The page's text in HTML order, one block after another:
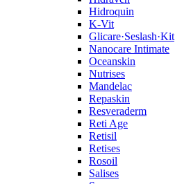
Hidroquin
K-Vit
Glicare·Seslash·Kit
Nanocare Intimate
Oceanskin
Nutrises
Mandelac
Repaskin
Resveraderm
Reti Age
Retisil
Retises
Rosoil
Salises